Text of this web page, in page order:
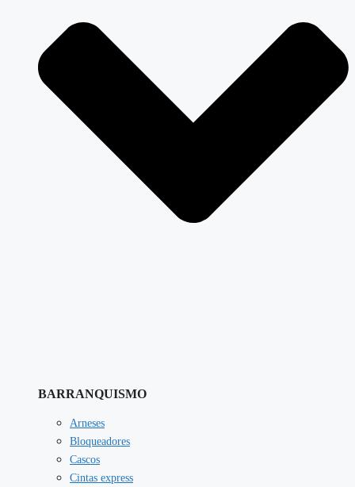
BARRANQUISMO
Arneses
Bloqueadores
Cascos
Cintas express